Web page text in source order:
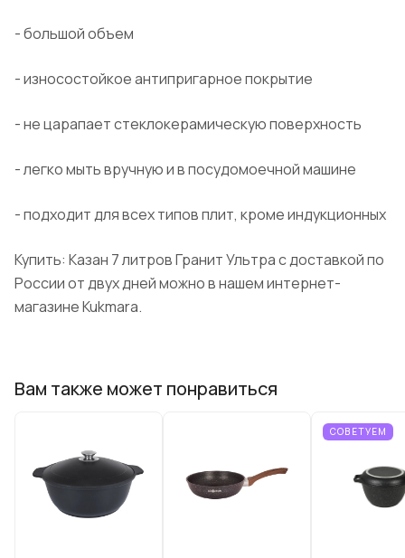
- большой объем
- износостойкое антипригарное покрытие
- не царапает стеклокерамическую поверхность
- легко мыть вручную и в посудомоечной машине
- подходит для всех типов плит, кроме индукционных
Купить: Казан 7 литровГранитУльтра с доставкой по
России от двух дней можно в нашем интернет-
магазинеKukmara.
Вам также может понравиться
СОВЕТУЕМ